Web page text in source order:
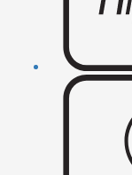
A Fluiarte
Ocasiões
A versatilidade dos
uma variedade de